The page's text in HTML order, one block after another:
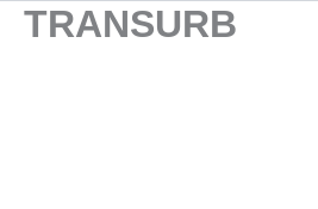
TRANSURB